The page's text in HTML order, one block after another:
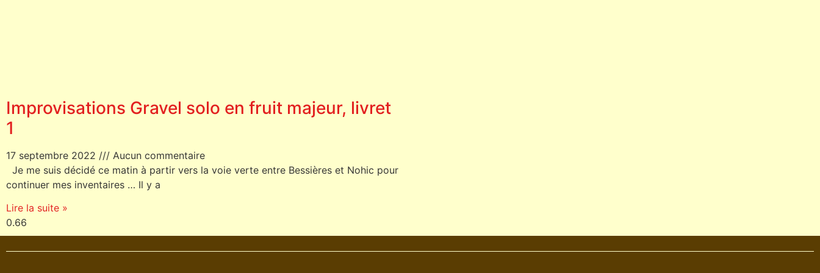
Improvisations Gravel solo en fruit majeur, livret
1
17 septembre 2022
Aucun commentaire
Je me suis décidé ce matin à partir vers la voie verte entre Bessières et Nohic pour
continuer mes inventaires … Il y a
Lire la suite »